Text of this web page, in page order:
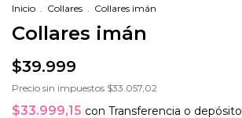
Inicio . Collares . Collares imán
Collares imán
$39.999
Precio sin impuestos $33.057,02
$33.999,15 con Transferencia o depósito